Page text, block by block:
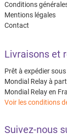
Conditions
Mentions légales
Contact
Livraisons et
Prêt à expédier
Mondial Relay à
Mondial Relay en
Voir les conditions
Suivez-nous